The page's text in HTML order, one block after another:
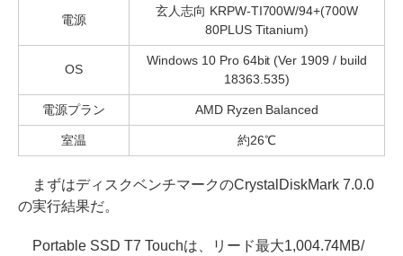
電源
玄人志向 KRPW-TI700W/94+(700W
80PLUS Titanium)
OS
Windows 10 Pro 64bit (Ver 1909 / build
18363.535)
電源プラン AMD Ryzen Balanced
室温 約26℃
まずはディスクベンチマークのCrystalDiskMark 7.0.0
の実行結果だ。
Portable SSD T7 Touchは、リード最大1,004.74MB/